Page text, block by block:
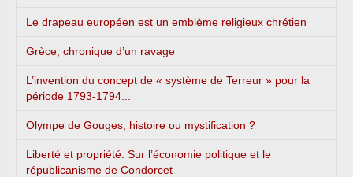
Le drapeau européen est un emblème religieux chrétien
Grèce, chronique d’un ravage
L’invention du concept de « système de Terreur » pour la
période 1793-1794...
Olympe de Gouges, histoire ou mystification ?
Liberté et propriété. Sur l’économie politique et le
républicanisme de Condorcet